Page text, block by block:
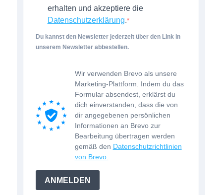
erhalten und akzeptiere die
Datenschutzerklärung.
Du kannst den Newsletter jederzeit über den Link in
unserem Newsletter abbestellen.
Wir verwenden Brevo als unsere
Marketing-Plattform. Indem du das
Formular absendest, erklärst du
dich einverstanden, dass die von
dir angegebenen persönlichen
Informationen an Brevo zur
Bearbeitung übertragen werden
gemäß den Datenschutzrichtlinien
von Brevo.
ANMELDEN